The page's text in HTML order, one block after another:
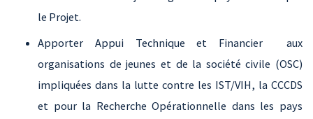
le Projet.
Apporter Appui Technique et Financier aux
organisations de jeunes et de la société civile (OSC)
impliquées dans la lutte contre les IST/VIH, la CCCDS
et pour la Recherche Opérationnelle dans les pays